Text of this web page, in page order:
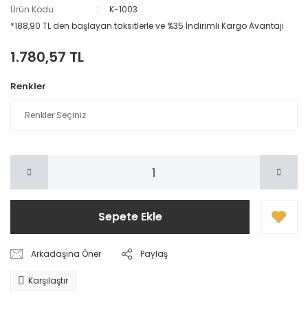
Ürün Kodu
K-1003
*188,90 TL den başlayan taksitlerle ve %35 İndirimli Kargo Avantajı
1.780,57 TL
Renkler
Sepete Ekle
Arkadaşına Öner Paylaş
Karşılaştır